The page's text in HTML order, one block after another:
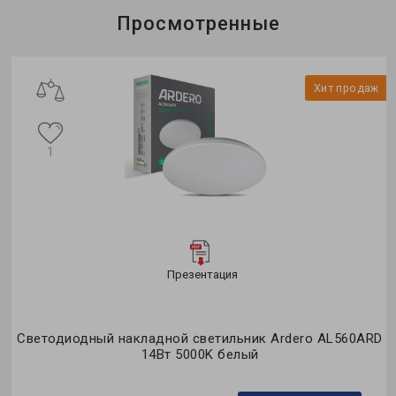
Просмотренные
Хит продаж
Презентация
Светодиодный накладной светильник Ardero AL560ARD
14Вт 5000K белый
1